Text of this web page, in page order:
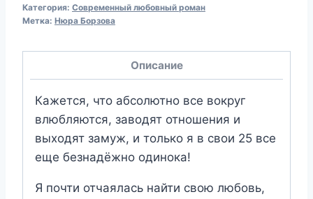
Категория: Современный любовный роман
Метка: Нюра Борзова
Описание
Кажется, что абсолютно все вокруг
влюбляются, заводят отношения и
выходят замуж, и только я в свои 25 все
еще безнадёжно одинока!
Я почти отчаялась найти свою любовь,